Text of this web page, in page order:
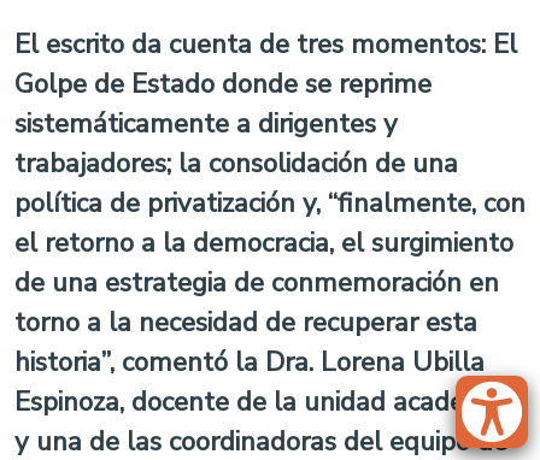
El escrito da cuenta de tres momentos: El
Golpe de Estado donde se reprime
sistemáticamente a dirigentes y
trabajadores; la consolidación de una
política de privatización y, “finalmente, con
el retorno a la democracia, el surgimiento
de una estrategia de conmemoración en
torno a la necesidad de recuperar esta
historia”, comentó la Dra. Lorena Ubilla
Espinoza, docente de la unidad académica
y una de las coordinadoras del equipo de